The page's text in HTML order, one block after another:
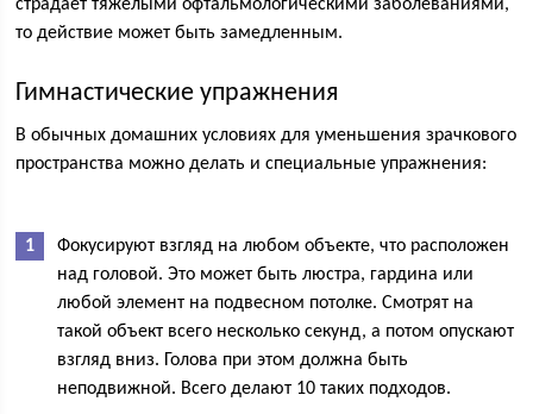
страдает тяжёлыми офтальмологическими заболеваниями,
то действие может быть замедленным.
Гимнастические упражнения
В обычных домашних условиях для уменьшения зрачкового
пространства можно делать и специальные упражнения:
Фокусируют взгляд на любом объекте, что расположен
над головой. Это может быть люстра, гардина или
любой элемент на подвесном потолке. Смотрят на
такой объект всего несколько секунд, а потом опускают
взгляд вниз. Голова при этом должна быть
неподвижной. Всего делают 10 таких подходов.